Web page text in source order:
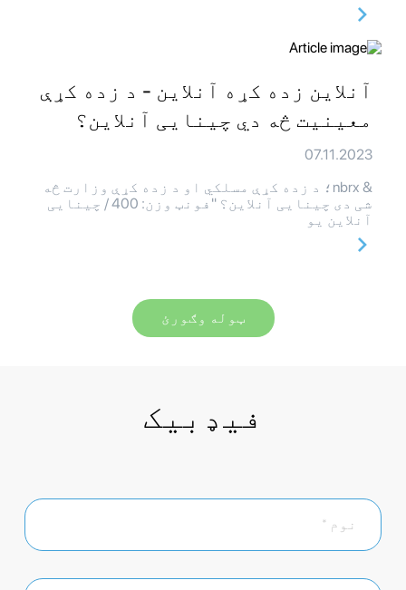
آنلاین زده کړه آنلاین - د زده کړې
معینیت څه دي چینایی آنلاین؟
07.11.2023
& nbrx؛ د زده کړې مسلکي او د زده کړې وزارت څه
شی دی چینایی آنلاین؟ "فونټ وزن: 400 / چینایی
آنلاین یو
ټوله وګورئ
فیډبیک